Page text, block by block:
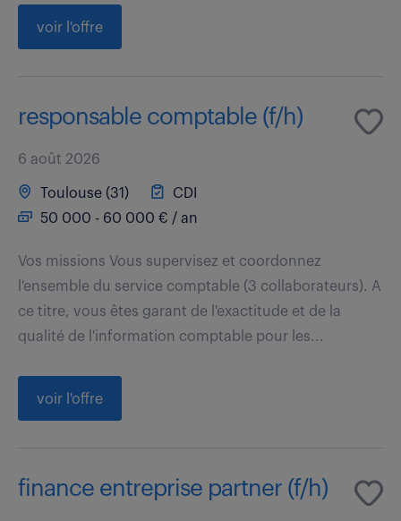
voir l'offre
responsable comptable (f/h)
6 août 2026
Toulouse (31)
CDI
50 000 - 60 000 € / an
Vos missions Vous supervisez et coordonnez
l'ensemble du service comptable (3 collaborateurs). A
ce titre, vous êtes garant de l'exactitude et de la
qualité de l'information comptable pour les...
voir l'offre
finance entreprise partner (f/h)